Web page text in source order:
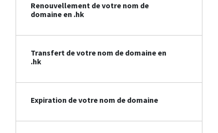
Renouvellement de votre nom de
domaine en .hk
Transfert de votre nom de domaine en
.hk
Expiration de votre nom de domaine